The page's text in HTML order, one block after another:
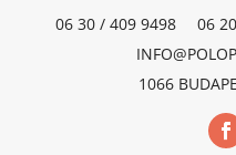
06 30 / 409 9498
06
1066